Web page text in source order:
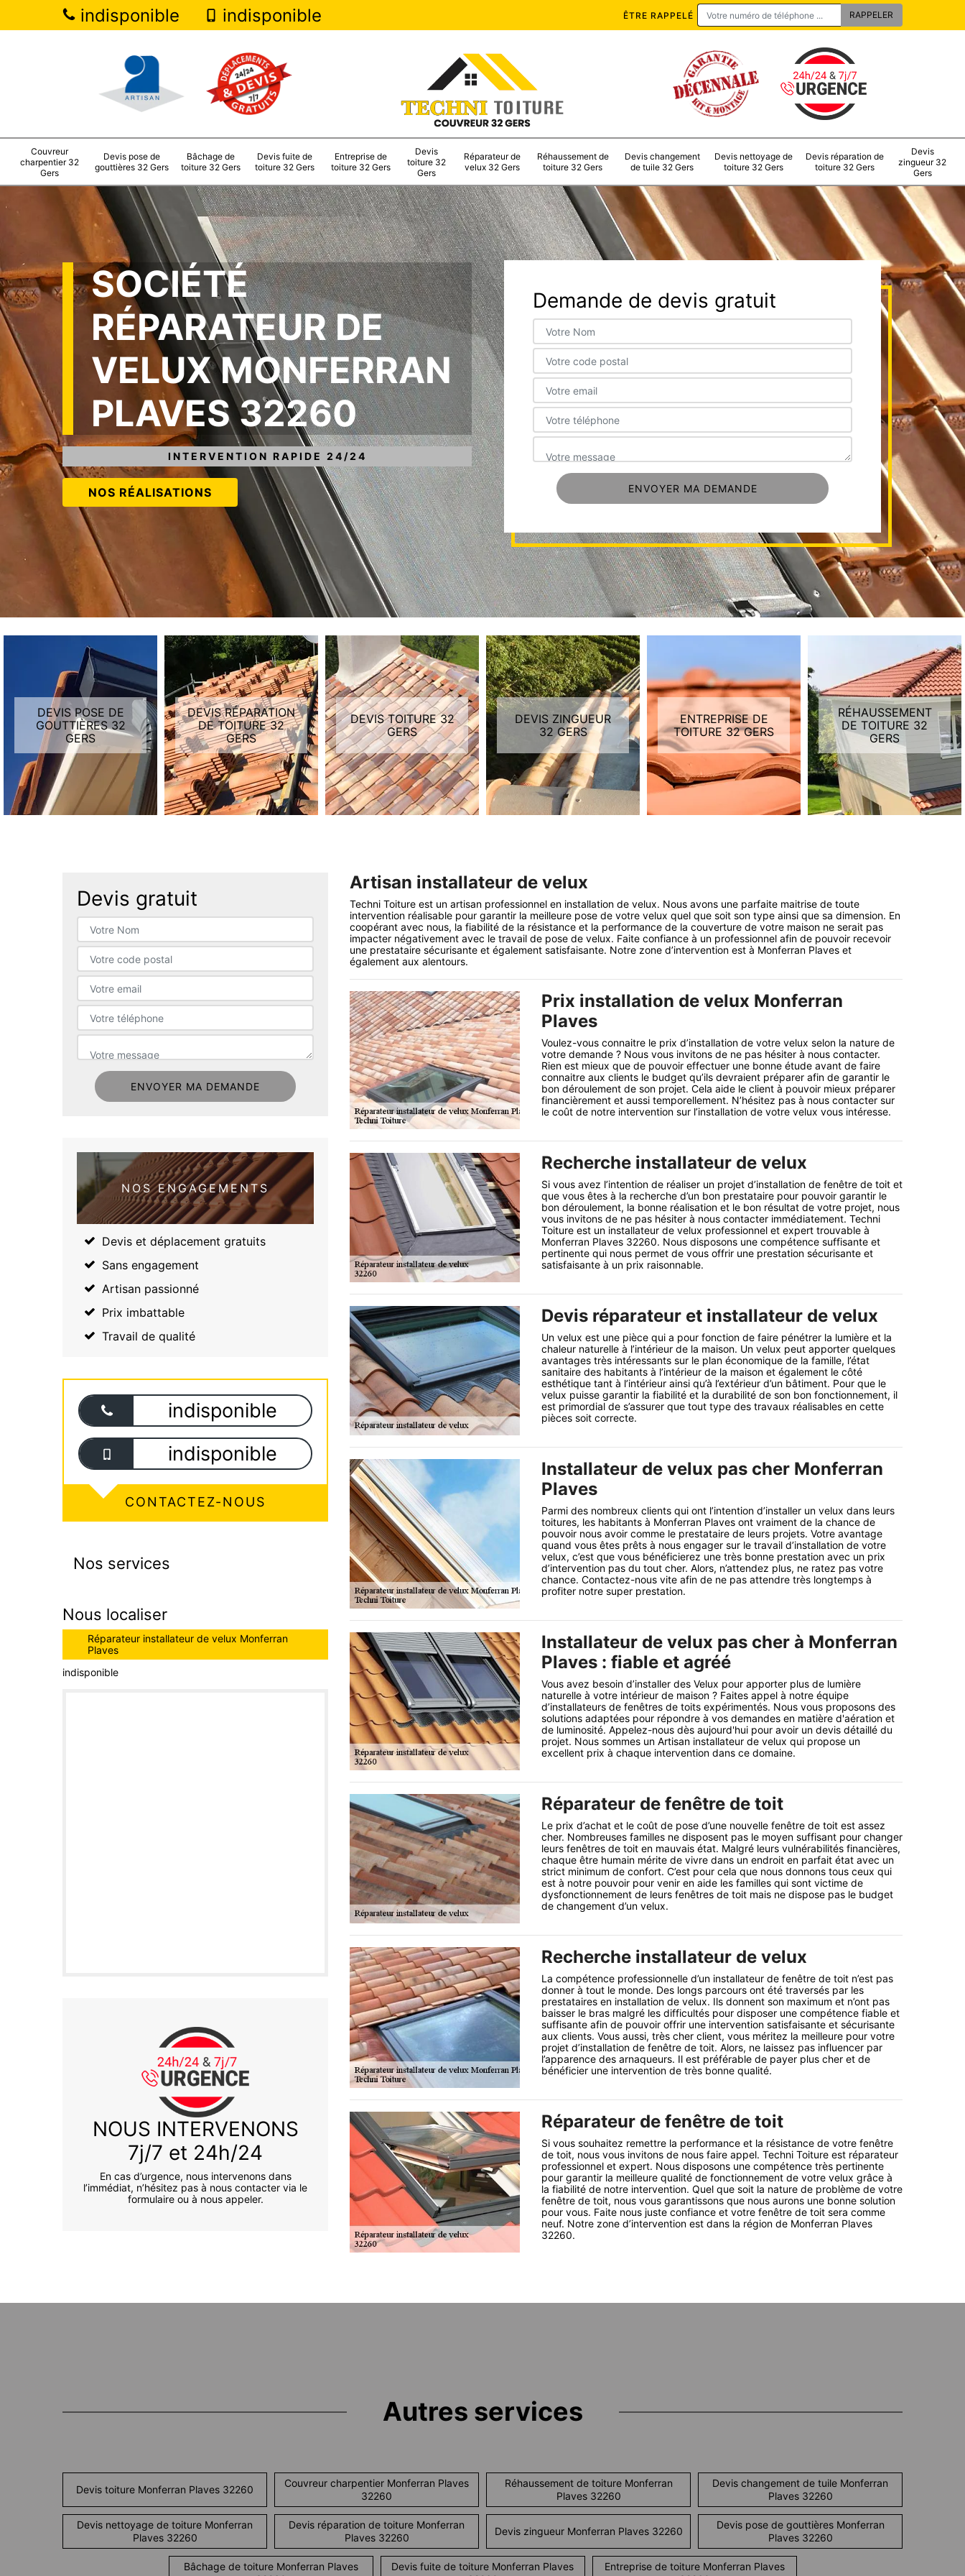
indisponible indisponible ÊTRE RAPPELÉ
Couvreur
charpentier 32
Gers
Devis pose de
gouttières 32 Gers
Bâchage de
toiture 32 Gers
Devis fuite de
toiture 32 Gers
Entreprise de
toiture 32 Gers
Devis
toiture 32
Gers
Réparateur de
velux 32 Gers
Réhaussement de
toiture 32 Gers
Devis changement
de tuile 32 Gers
Devis nettoyage de
toiture 32 Gers
Devis réparation de
toiture 32 Gers
Devis
zingueur 32
Gers
SOCIÉTÉ
RÉPARATEUR DE
VELUX MONFERRAN
PLAVES 32260
INTERVENTION RAPIDE 24/24
NOS RÉALISATIONS
Demande de devis gratuit
DEVIS POSE DE
GOUTTIÈRES 32
GERS
DEVIS RÉPARATION
DE TOITURE 32
GERS
DEVIS TOITURE 32
GERS
DEVIS ZINGUEUR
32 GERS
ENTREPRISE DE
TOITURE 32 GERS
RÉHAUSSEMENT
DE TOITURE 32
GERS
Devis gratuit
NOS ENGAGEMENTS
Devis et déplacement gratuits
Sans engagement
Artisan passionné
Prix imbattable
Travail de qualité
indisponible
indisponible
CONTACTEZ-NOUS
Nos services
Nous localiser
Réparateur installateur de velux Monferran
Plaves
indisponible
NOUS INTERVENONS
7j/7 et 24h/24
En cas d’urgence, nous intervenons dans
l’immédiat, n’hésitez pas à nous contacter via le
formulaire ou à nous appeler.
Artisan installateur de velux
Techni Toiture est un artisan professionnel en installation de velux. Nous avons une parfaite maitrise de toute
intervention réalisable pour garantir la meilleure pose de votre velux quel que soit son type ainsi que sa dimension. En
coopérant avec nous, la fiabilité de la résistance et la performance de la couverture de votre maison ne serait pas
impacter négativement avec le travail de pose de velux. Faite confiance à un professionnel afin de pouvoir recevoir
une prestataire sécurisante et également satisfaisante. Notre zone d’intervention est à Monferran Plaves et
également aux alentours.
Prix installation de velux Monferran
Plaves
Voulez-vous connaitre le prix d’installation de votre velux selon la nature de
votre demande ? Nous vous invitons de ne pas hésiter à nous contacter.
Rien est mieux que de pouvoir effectuer une bonne étude avant de faire
connaitre aux clients le budget qu’ils devraient préparer afin de garantir le
bon déroulement de son projet. Cela aide le client à pouvoir mieux préparer
financièrement et aussi temporellement. N’hésitez pas à nous contacter sur
le coût de notre intervention sur l’installation de votre velux vous intéresse.
Recherche installateur de velux
Si vous avez l’intention de réaliser un projet d’installation de fenêtre de toit et
que vous êtes à la recherche d’un bon prestataire pour pouvoir garantir le
bon déroulement, la bonne réalisation et le bon résultat de votre projet, nous
vous invitons de ne pas hésiter à nous contacter immédiatement. Techni
Toiture est un installateur de velux professionnel et expert trouvable à
Monferran Plaves 32260. Nous disposons une compétence suffisante et
pertinente qui nous permet de vous offrir une prestation sécurisante et
satisfaisante à un prix raisonnable.
Devis réparateur et installateur de velux
Un velux est une pièce qui a pour fonction de faire pénétrer la lumière et la
chaleur naturelle à l’intérieur de la maison. Un velux peut apporter quelques
avantages très intéressants sur le plan économique de la famille, l’état
sanitaire des habitants à l’intérieur de la maison et également le côté
esthétique tant à l’intérieur ainsi qu’à l’extérieur d’un bâtiment. Pour que le
velux puisse garantir la fiabilité et la durabilité de son bon fonctionnement, il
est primordial de s’assurer que tout type des travaux réalisables en cette
pièces soit correcte.
Installateur de velux pas cher Monferran
Plaves
Parmi des nombreux clients qui ont l’intention d’installer un velux dans leurs
toitures, les habitants à Monferran Plaves ont vraiment de la chance de
pouvoir nous avoir comme le prestataire de leurs projets. Votre avantage
quand vous êtes prêts à nous engager sur le travail d’installation de votre
velux, c’est que vous bénéficierez une très bonne prestation avec un prix
d’intervention pas du tout cher. Alors, n’attendez plus, ne ratez pas votre
chance. Contactez-nous vite afin de ne pas attendre très longtemps à
profiter notre super prestation.
Installateur de velux pas cher à Monferran
Plaves : fiable et agréé
Vous avez besoin d’installer des Velux pour apporter plus de lumière
naturelle à votre intérieur de maison ? Faites appel à notre équipe
d’installateurs de fenêtres de toits expérimentés. Nous vous proposons des
solutions adaptées pour répondre à vos demandes en matière d'aération et
de luminosité. Appelez-nous dès aujourd'hui pour avoir un devis détaillé du
projet. Nous sommes un Artisan installateur de velux qui propose un
excellent prix à chaque intervention dans ce domaine.
Réparateur de fenêtre de toit
Le prix d’achat et le coût de pose d’une nouvelle fenêtre de toit est assez
cher. Nombreuses familles ne disposent pas le moyen suffisant pour changer
leurs fenêtres de toit en mauvais état. Malgré leurs vulnérabilités financières,
chaque être humain mérite de vivre dans un endroit en parfait état avec un
strict minimum de confort. C’est pour cela que nous donnons tous ceux qui
est à notre pouvoir pour venir en aide les familles qui sont victime de
dysfonctionnement de leurs fenêtres de toit mais ne dispose pas le budget
de changement d’un velux.
Recherche installateur de velux
La compétence professionnelle d’un installateur de fenêtre de toit n’est pas
donner à tout le monde. Des longs parcours ont été traversés par les
prestataires en installation de velux. Ils donnent son maximum et n’ont pas
baisser le bras malgré les difficultés pour disposer une compétence fiable et
suffisante afin de pouvoir offrir une intervention satisfaisante et sécurisante
aux clients. Vous aussi, très cher client, vous méritez la meilleure pour votre
projet d’installation de fenêtre de toit. Alors, ne laissez pas influencer par
l’apparence des arnaqueurs. Il est préférable de payer plus cher et de
bénéficier une intervention de très bonne qualité.
Réparateur de fenêtre de toit
Si vous souhaitez remettre la performance et la résistance de votre fenêtre
de toit, nous vous invitons de nous faire appel. Techni Toiture est réparateur
professionnel et expert. Nous disposons une compétence très pertinente
pour garantir la meilleure qualité de fonctionnement de votre velux grâce à
la fiabilité de notre intervention. Quel que soit la nature de problème de votre
fenêtre de toit, nous vous garantissons que nous aurons une bonne solution
pour vous. Faite nous juste confiance et votre fenêtre de toit sera comme
neuf. Notre zone d’intervention est dans la région de Monferran Plaves
32260.
Autres services
Devis toiture Monferran Plaves 32260
Couvreur charpentier Monferran Plaves
32260
Réhaussement de toiture Monferran
Plaves 32260
Devis changement de tuile Monferran
Plaves 32260
Devis nettoyage de toiture Monferran
Plaves 32260
Devis réparation de toiture Monferran
Plaves 32260
Devis zingueur Monferran Plaves 32260
Devis pose de gouttières Monferran
Plaves 32260
Bâchage de toiture Monferran Plaves
Devis fuite de toiture Monferran Plaves
Entreprise de toiture Monferran Plaves